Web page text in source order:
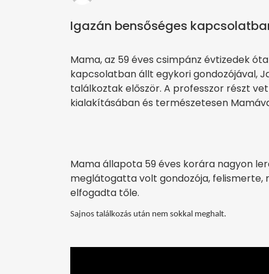
Igazán bensőséges
Mama, az 59 éves csimpánz évtizedek
kapcsolatban állt egykori gondozójával,
találkoztak először. A professzor részt
kialakításában és természetesen
Mama állapota 59 éves korára nagyon
meglátogatta volt gondozója, felismerte,
elfogadta tőle.
Sajnos találkozás után nem sokkal meghalt.